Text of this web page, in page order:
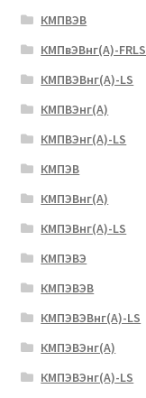
КМПВЭВ
КМПвЭВнг(А)-FRLS
КМПВЭВнг(А)-LS
КМПВЭнг(А)
КМПВЭнг(А)-LS
КМПЭВ
КМПЭВнг(А)
КМПЭВнг(А)-LS
КМПЭВЭ
КМПЭВЭВ
КМПЭВЭВнг(А)-LS
КМПЭВЭнг(А)
КМПЭВЭнг(А)-LS